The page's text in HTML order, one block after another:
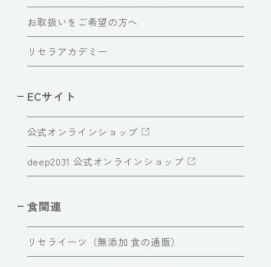
お取扱いをご希望の方へ
リセラアカデミー
ECサイト
公式オンラインショップ
deep2031 公式オンラインショップ
食関連
リセライーツ（無添加 食の通販）